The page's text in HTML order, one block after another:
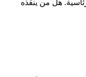
هل من ينقذه